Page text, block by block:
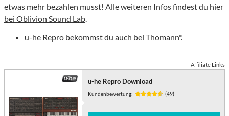
etwas mehr bezahlen musst! Alle weiteren Infos findest du hier
bei Oblivion Sound Lab.
u-he Repro bekommst du auch bei Thomann*.
Affiliate Links
u-he Repro Download
Kundenbewertung: (49)